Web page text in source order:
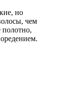
но
чем
полотно,